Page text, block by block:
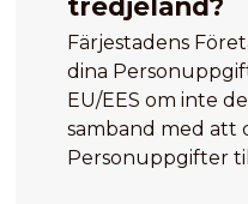
Färjestadens
dina
EU/EES om inte
samband med att
Personuppgifter